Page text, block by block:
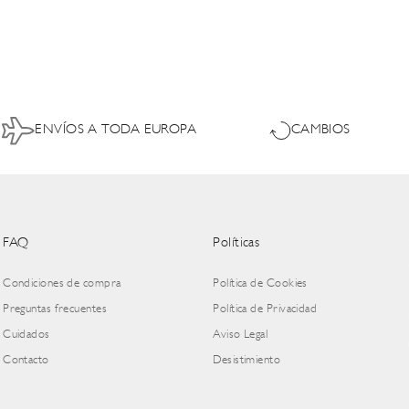
ENVÍOS A TODA EUROPA CAMBIOS
FAQ
Condiciones de compra
Preguntas frecuentes
Cuidados
Contacto
Políticas
Política de Cookies
Política de Privacidad
Aviso Legal
Desistimiento